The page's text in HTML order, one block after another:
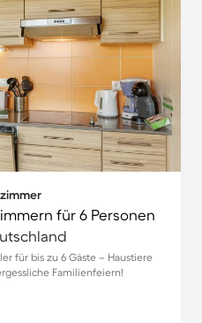
für 6 Personen
für bis zu 6 Gäste – Haustiere
Familienfeiern!